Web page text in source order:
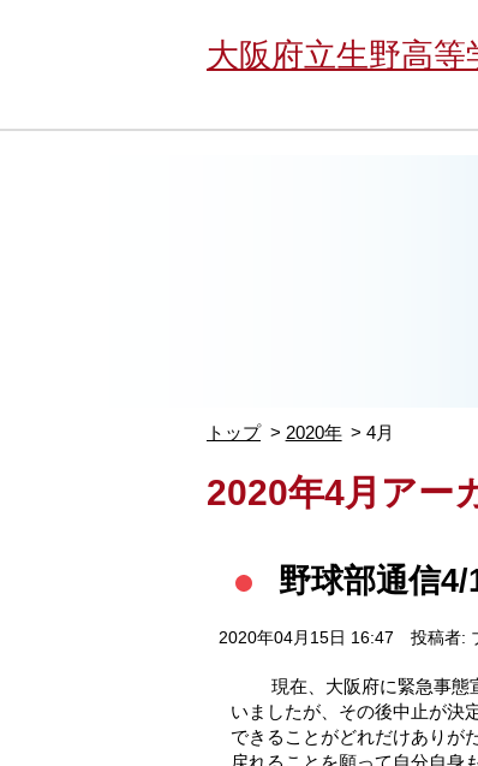
大阪府立生野高等
トップ 2020年 4月
2020年4月アー
野球部通信
2020年04月15日 16:47 投稿者:
現在、大阪府に緊急事態宣
いましたが、その後中止が決
できることがどれだけありが
戻れることを願って自分自身